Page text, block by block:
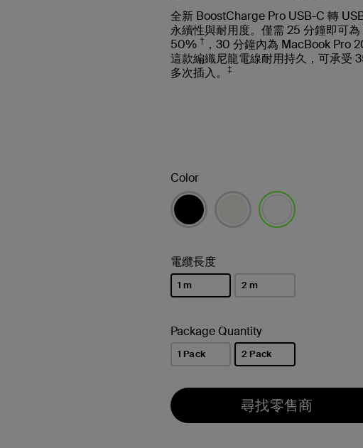
全新 BoostCharge Pro USB-C 轉
永續性與耐用度。僅需 25 分鐘即可
50% † ，30 分鐘內為 MacBook Pro
這款編織尼龍電線耐用持久，可承受
多次插入。
‡
Color
電纜長度
1 m 2 m
Package Quantity
1 Pack 2 Pack
尋找零售商